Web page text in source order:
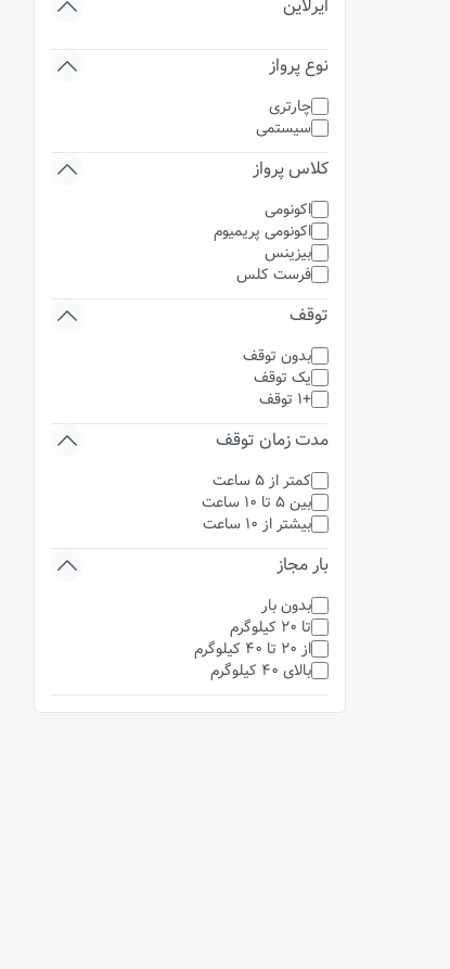
ایرلاین
نوع پرواز
چارتری
سیستمی
کلاس پرواز
اکونومی
اکونومی پریمیوم
بیزینس
فرست کلس
توقف
بدون توقف
یک توقف
+1 توقف
مدت زمان توقف
کمتر از 5 ساعت
بین 5 تا 10 ساعت
بیشتر از 10 ساعت
بار مجاز
بدون بار
تا 20 کیلوگرم
از 20 تا 40 کیلوگرم
بالای 40 کیلوگرم